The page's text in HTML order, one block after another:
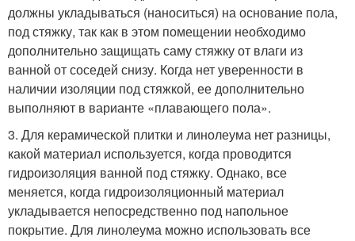
должны укладываться (наноситься) на основание пола,
под стяжку, так как в этом помещении необходимо
дополнительно защищать саму стяжку от влаги из
ванной от соседей снизу. Когда нет уверенности в
наличии изоляции под стяжкой, ее дополнительно
выполняют в варианте «плавающего пола».
3. Для керамической плитки и линолеума нет разницы,
какой материал используется, когда проводится
гидроизоляция ванной под стяжку. Однако, все
меняется, когда гидроизоляционный материал
укладывается непосредственно под напольное
покрытие. Для линолеума можно использовать все